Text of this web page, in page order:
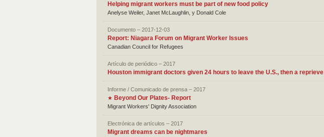
Helping migrant workers must be part of new food policy
Anelyse Weiler, Janet McLaughlin, y Donald Cole
Documento – 2017-12-03
Report: Niagara Forum on Migrant Worker Issues
Canadian Council for Refugees
Artículo de periódico – 2017
Houston immigrant doctors given 24 hours to leave the U.S., then a reprieve
Informe / Comunicado de prensa – 2017
★ Beyond Our Plates- Report
Migrant Workers' Dignity Association
Electrónica de artículos – 2017
Migrant dreams can be nightmares